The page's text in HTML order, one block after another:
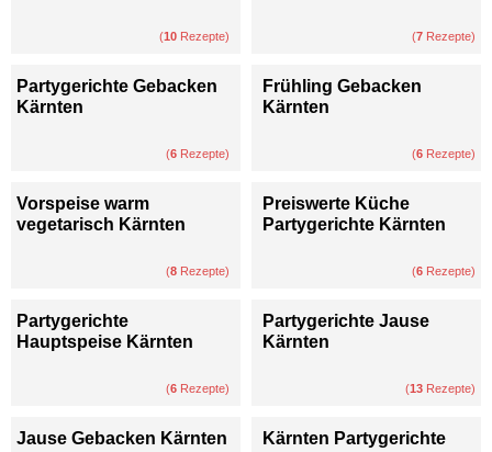
(10 Rezepte) (7 Rezepte)
Partygerichte Gebacken
Kärnten
(6 Rezepte)
Frühling Gebacken
Kärnten
(6 Rezepte)
Vorspeise warm
vegetarisch Kärnten
(8 Rezepte)
Preiswerte Küche
Partygerichte Kärnten
(6 Rezepte)
Partygerichte
Hauptspeise Kärnten
(6 Rezepte)
Partygerichte Jause
Kärnten
(13 Rezepte)
Jause Gebacken Kärnten Kärnten Partygerichte